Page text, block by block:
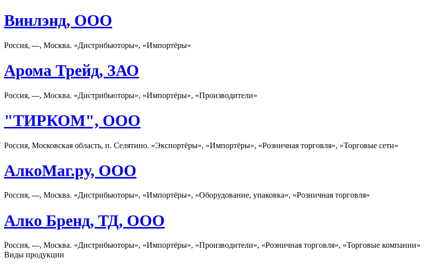
Винлэнд, ООО
Россия, ---, Москва. «Дистрибьюторы», «Импортёры»
Арома Трейд, ЗАО
Россия, ---, Москва. «Дистрибьюторы», «Импортёры», «Производители»
"ТИРКОМ", ООО
Россия, Московская область, п. Селятино. «Экспортёры», «Импортёры», «Розничная торговля», «Торговые сети»
АлкоМаг.ру, ООО
Россия, ---, Москва. «Дистрибьюторы», «Импортёры», «Оборудование, упаковка», «Розничная торговля»
Алко Бренд, ТД, ООО
Россия, ---, Москва. «Дистрибьюторы», «Импортёры», «Производители», «Розничная торговля», «Торговые компании»
Виды продукции